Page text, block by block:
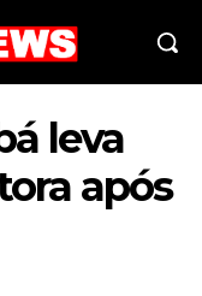
leva
após